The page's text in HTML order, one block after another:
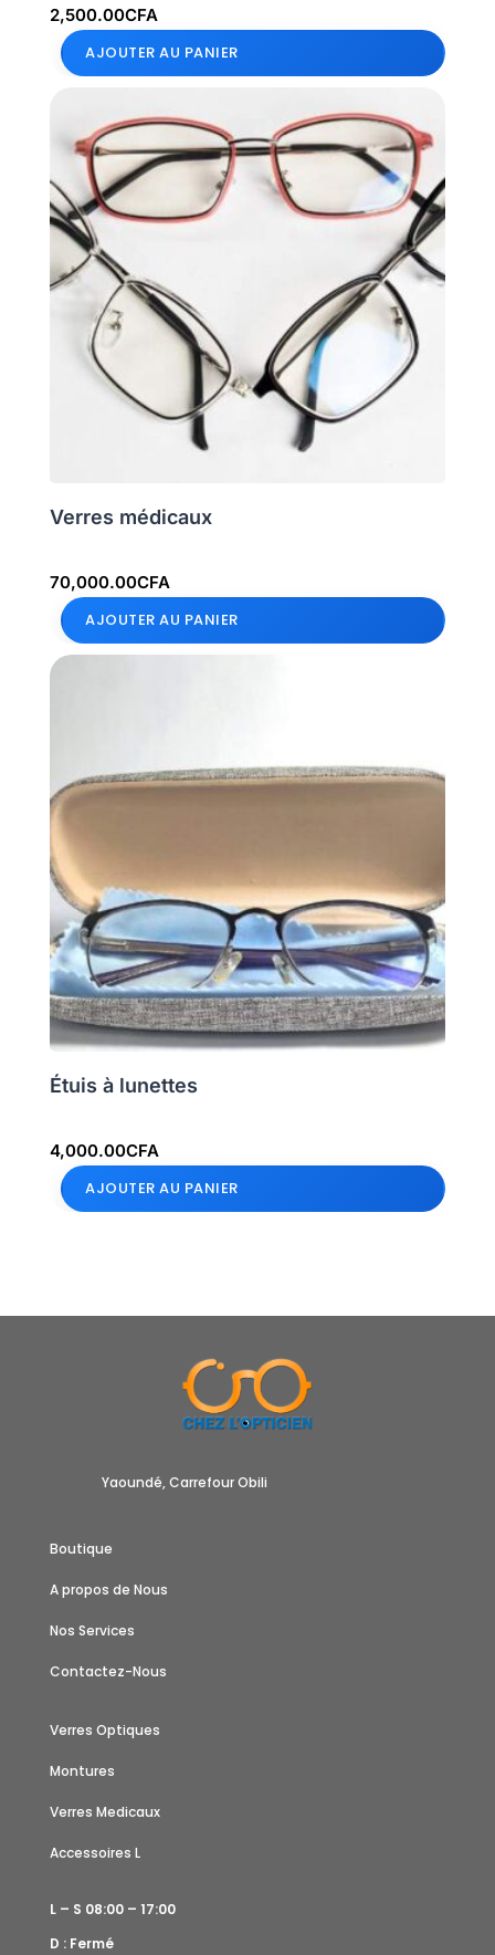
2,500.00CFA
AJOUTER AU PANIER
Verres médicaux
70,000.00CFA
AJOUTER AU PANIER
Étuis à lunettes
4,000.00CFA
AJOUTER AU PANIER
Yaoundé, Carrefour Obili
Boutique
A propos de Nous
Nos Services
Contactez-Nous
Verres Optiques
Montures
Verres Medicaux
Accessoires L
L – S 08:00 – 17:00
D : Fermé